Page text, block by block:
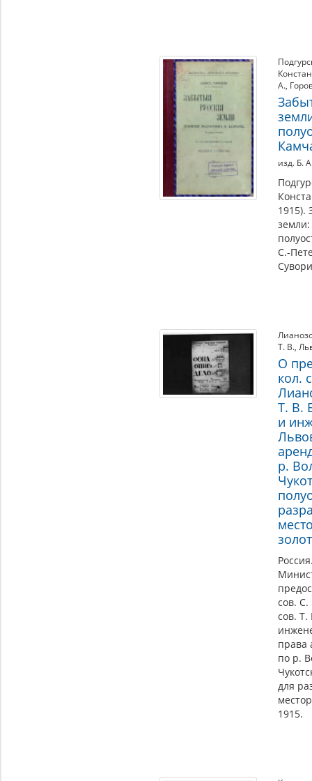
А.,
изд. Б.
1915).
земли:
С.-
Т. В.,
О
кол.
Т. В.
и
р.
сов. С.
сов. Т.
права
по р.
для
1915.